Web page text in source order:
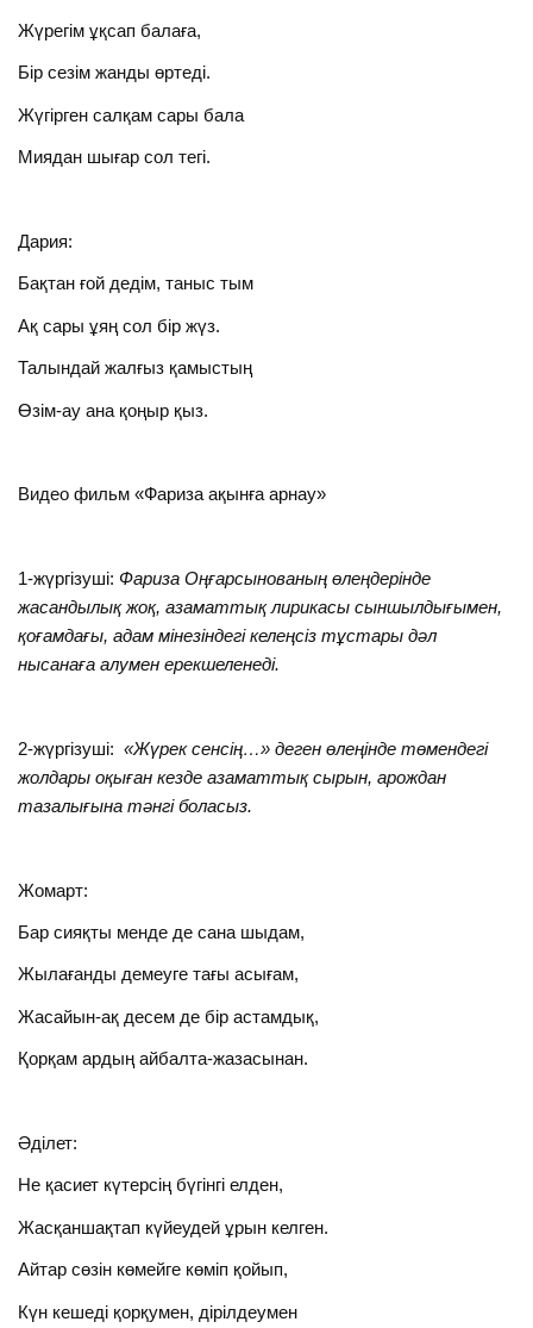
Жүрегім ұқсап балаға,
Бір сезім жанды өртеді.
Жүгірген салқам сары бала
Миядан шығар сол тегі.
Дария:
Бақтан ғой дедім, таныс тым
Ақ сары ұяң сол бір жүз.
Талындай жалғыз қамыстың
Өзім-ау ана қоңыр қыз.
Видео фильм «Фариза ақынға арнау»
1-жүргізуші: Фариза Оңғарсынованың өлеңдерінде
жасандылық жоқ, азаматтық лирикасы сыншылдығымен,
қоғамдағы, адам мінезіндегі келеңсіз тұстары дәл
нысанаға алумен ерекшеленеді.
2-жүргізуші:«Жүрек сенсің…» деген өлеңінде төмендегі
жолдары оқыған кезде азаматтық сырын, арождан
тазалығына тәнгі боласыз.
Жомарт:
Бар сияқты менде де сана шыдам,
Жылағанды демеуге тағы асығам,
Жасайын-ақ десем де бір астамдық,
Қорқам ардың айбалта-жазасынан.
Әділет:
Не қасиет күтерсің бүгінгі елден,
Жасқаншақтап күйеудей ұрын келген.
Айтар сөзін көмейге көміп қойып,
Күн кешеді қорқумен, дірілдеумен